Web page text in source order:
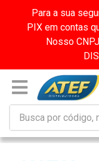
Para a sua
PIX em contas
Nosso